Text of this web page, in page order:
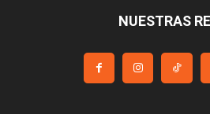
NUESTRAS